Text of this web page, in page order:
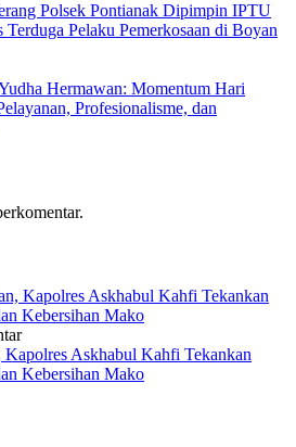
Polsek Pontianak Dipimpin IPTU
Pelaku Pemerkosaan di Boyan
Hermawan: Momentum Hari
Profesionalisme, dan
Kapolres Askhabul Kahfi Tekankan
Kebersihan Mako